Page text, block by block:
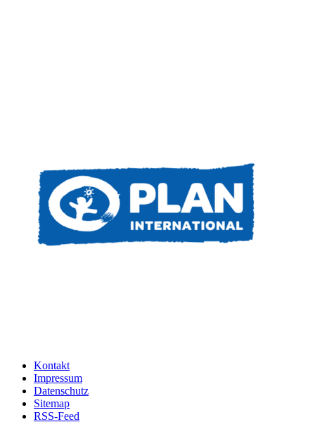
Kontakt
Impressum
Datenschutz
Sitemap
RSS-Feed